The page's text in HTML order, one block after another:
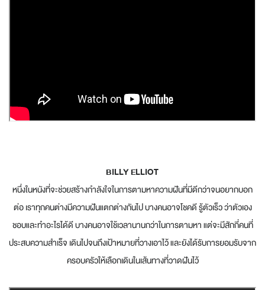
BILLY ELLIOT
หนึ่งในหนังที่จะช่วยสร้างกำลังใจในการตามหาความฝันที่มีดีกว่าจนอยากบอก
ต่อ เราทุกคนต่างมีความฝันแตกต่างกันไป บางคนอาจโชคดี รู้ตัวเร็ว ว่าตัวเอง
ชอบและทำอะไรได้ดี บางคนอาจใช้เวลานานกว่าในการตามหา แต่จะมีสักกี่คนที่
ประสบความสำเร็จ เดินไปจนถึงเป้าหมายที่วางเอาไว้ และยังได้รับการยอมรับจาก
ครอบครัวให้เลือกเดินในเส้นทางที่วาดฝันไว้